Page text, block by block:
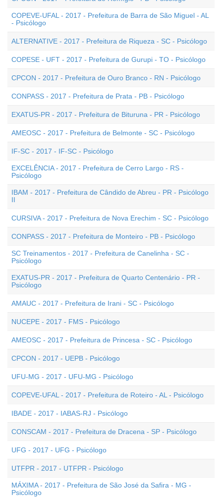
COPEVE-UFAL - 2017 - Prefeitura de Barra de São Miguel - AL
- Psicólogo
ALTERNATIVE - 2017 - Prefeitura de Riqueza - SC - Psicólogo
COPESE - UFT - 2017 - Prefeitura de Gurupi - TO - Psicólogo
CPCON - 2017 - Prefeitura de Ouro Branco - RN - Psicólogo
CONPASS - 2017 - Prefeitura de Prata - PB - Psicólogo
EXATUS-PR - 2017 - Prefeitura de Bituruna - PR - Psicólogo
AMEOSC - 2017 - Prefeitura de Belmonte - SC - Psicólogo
IF-SC - 2017 - IF-SC - Psicólogo
EXCELÊNCIA - 2017 - Prefeitura de Cerro Largo - RS -
Psicólogo
IBAM - 2017 - Prefeitura de Cândido de Abreu - PR - Psicólogo
II
CURSIVA - 2017 - Prefeitura de Nova Erechim - SC - Psicólogo
CONPASS - 2017 - Prefeitura de Monteiro - PB - Psicólogo
SC Treinamentos - 2017 - Prefeitura de Canelinha - SC -
Psicólogo
EXATUS-PR - 2017 - Prefeitura de Quarto Centenário - PR -
Psicólogo
AMAUC - 2017 - Prefeitura de Irani - SC - Psicólogo
NUCEPE - 2017 - FMS - Psicólogo
AMEOSC - 2017 - Prefeitura de Princesa - SC - Psicólogo
CPCON - 2017 - UEPB - Psicólogo
UFU-MG - 2017 - UFU-MG - Psicólogo
COPEVE-UFAL - 2017 - Prefeitura de Roteiro - AL - Psicólogo
IBADE - 2017 - IABAS-RJ - Psicólogo
CONSCAM - 2017 - Prefeitura de Dracena - SP - Psicólogo
UFG - 2017 - UFG - Psicólogo
UTFPR - 2017 - UTFPR - Psicólogo
MÁXIMA - 2017 - Prefeitura de São José da Safira - MG -
Psicólogo